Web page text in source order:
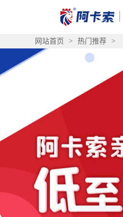
网站首页 > 热门推荐 >